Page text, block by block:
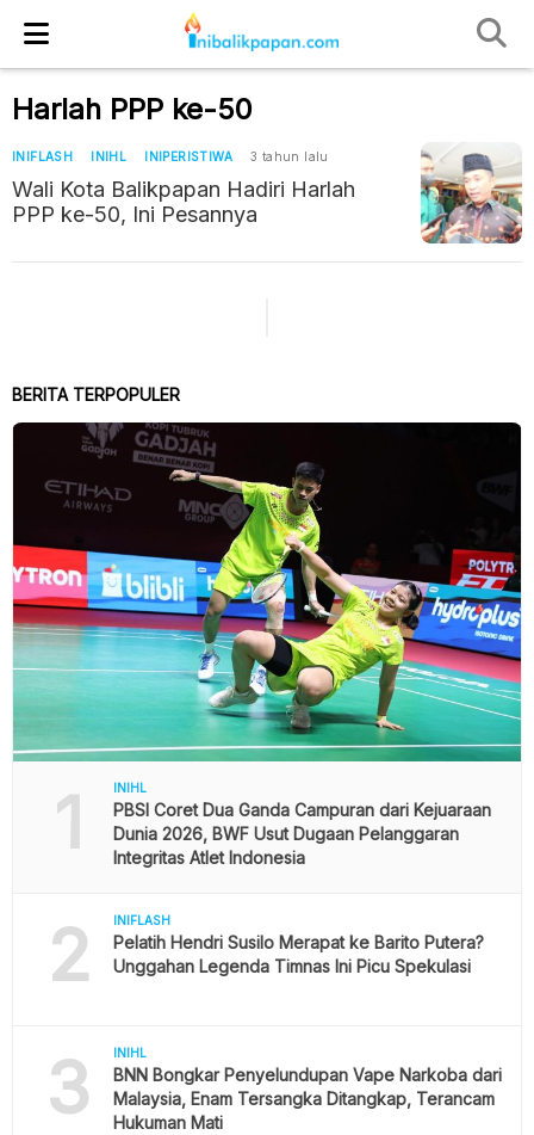
Harlah PPP ke-50
INIFLASH INIHL INIPERISTIWA 3 tahun lalu
Wali Kota Balikpapan Hadiri Harlah
PPP ke-50, Ini Pesannya
BERITA TERPOPULER
1 INIHL
PBSI Coret Dua Ganda Campuran dari Kejuaraan
Dunia 2026, BWF Usut Dugaan Pelanggaran
Integritas Atlet Indonesia
2 INIFLASH
Pelatih Hendri Susilo Merapat ke Barito Putera?
Unggahan Legenda Timnas Ini Picu Spekulasi
3 INIHL
BNN Bongkar Penyelundupan Vape Narkoba dari
Malaysia, Enam Tersangka Ditangkap, Terancam
Hukuman Mati